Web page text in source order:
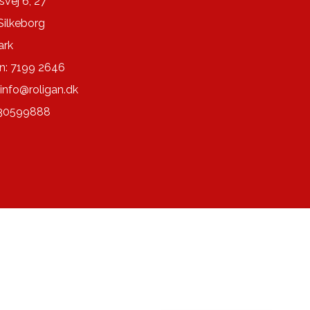
7199 2646
info@roligan.dk